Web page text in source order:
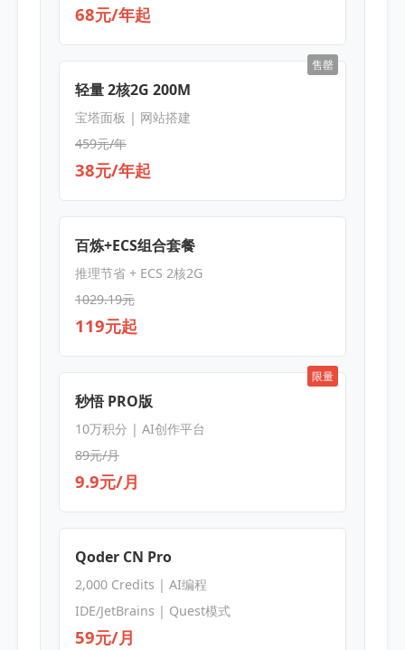
68元/年起
售罄
轻量 2核2G 200M
宝塔面板 | 网站搭建
459元/年
38元/年起
百炼+ECS组合套餐
推理节省 + ECS 2核2G
1029.19元
119元起
限量
秒悟 PRO版
10万积分 | AI创作平台
89元/月
9.9元/月
Qoder CN Pro
2,000 Credits | AI编程
IDE/JetBrains | Quest模式
59元/月